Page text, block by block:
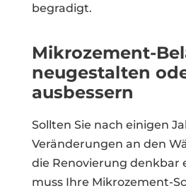
begradigt.
Mikrozement-
neugestalten
ausbessern
Sollten Sie nach einigen
Veränderungen an den
die Renovierung denkbar
muss Ihre Mikrozement-